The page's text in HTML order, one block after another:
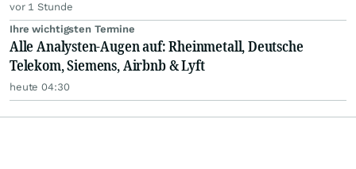
vor 1 Stunde
Ihre wichtigsten Termine
Alle Analysten-Augen auf: Rheinmetall, Deutsche
Telekom, Siemens, Airbnb & Lyft
heute 04:30